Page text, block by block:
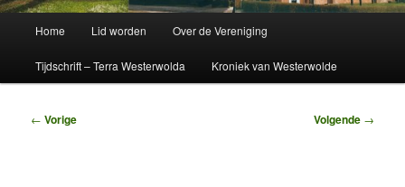
Home Lid worden Over de Vereniging
Tijdschrift – Terra Westerwolda Kroniek van Westerwolde
Bericht
← Vorige Volgende →